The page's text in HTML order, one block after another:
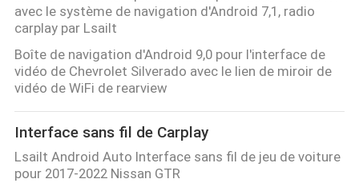
avec le système de navigation d'Android 7,1, radio
carplay par Lsailt
Boîte de navigation d'Android 9,0 pour l'interface de
vidéo de Chevrolet Silverado avec le lien de miroir de
vidéo de WiFi de rearview
Interface sans fil de Carplay
Lsailt Android Auto Interface sans fil de jeu de voiture
pour 2017-2022 Nissan GTR